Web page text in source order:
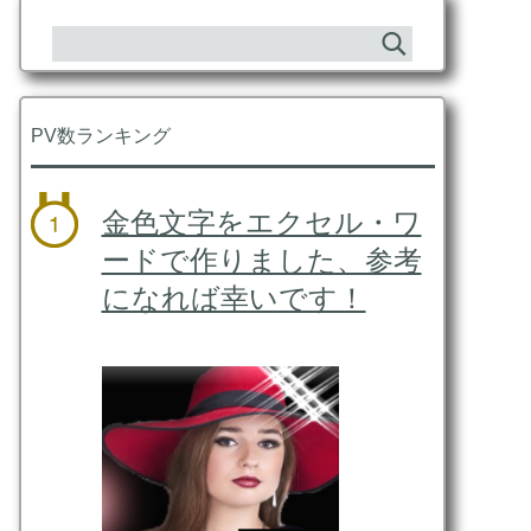
PV数ランキング
金色文字をエクセル・ワ
ードで作りました、参考
になれば幸いです！